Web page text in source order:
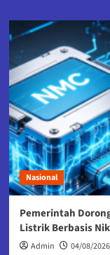
Nasional
Pemerintah
Listrik Berbasis
Admin 04/08/2026